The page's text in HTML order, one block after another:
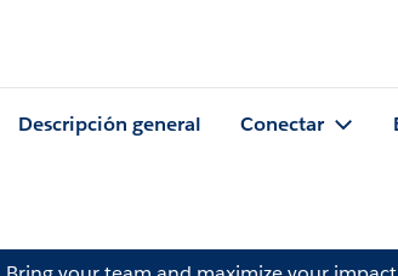
Descripción general Conectar